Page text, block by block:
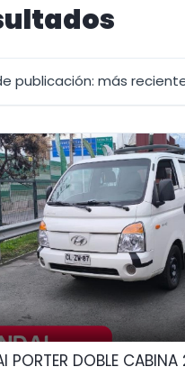
publicación: más
PORTER DOBLE